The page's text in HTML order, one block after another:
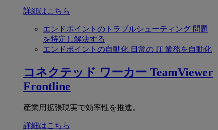
詳細はこちら
エンドポイントのトラブルシューティング 問題
を特定し解決する
エンドポイントの自動化 日常の IT 業務を自動化
コネクテッド ワーカー TeamViewer
Frontline
産業用拡張現実で効率性を推進。
詳細はこちら